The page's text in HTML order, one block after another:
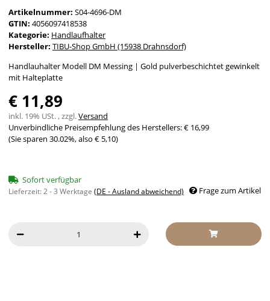
Artikelnummer: S04-4696-DM
GTIN: 4056097418538
Kategorie: Handlaufhalter
Hersteller: TIBU-Shop GmbH (15938 Drahnsdorf)
Handlauhalter Modell DM Messing | Gold pulverbeschichtet gewinkelt
mit Halteplatte
€ 11,89
inkl. 19% USt. , zzgl.Versand
Unverbindliche Preisempfehlung des Herstellers:€ 16,99
(Sie sparen 30.02%, also € 5,10)
Sofort verfügbar
Lieferzeit:2 - 3 Werktage (DE - Ausland abweichend) Frage zum Artikel